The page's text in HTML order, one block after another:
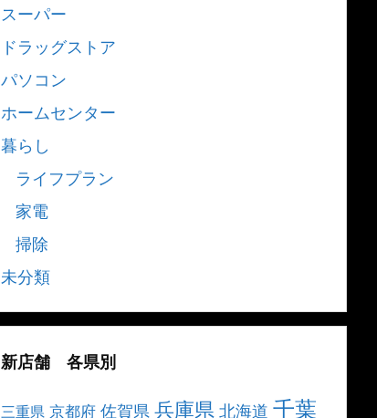
スーパー
ドラッグストア
パソコン
ホームセンター
暮らし
ライフプラン
家電
掃除
未分類
新店舗 各県別
三重県 京都府 佐賀県 兵庫県 北海道 千葉